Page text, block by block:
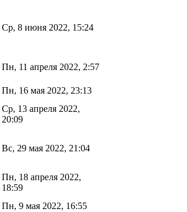
Ср, 8 июня 2022, 15:24
Пн, 11 апреля 2022, 2:57
Пн, 16 мая 2022, 23:13
Ср, 13 апреля 2022,
20:09
Вс, 29 мая 2022, 21:04
Пн, 18 апреля 2022,
18:59
Пн, 9 мая 2022, 16:55